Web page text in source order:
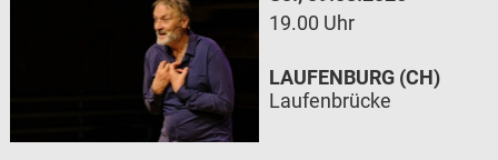
19.00 Uhr
LAUFENBURG (CH)
Laufenbrücke